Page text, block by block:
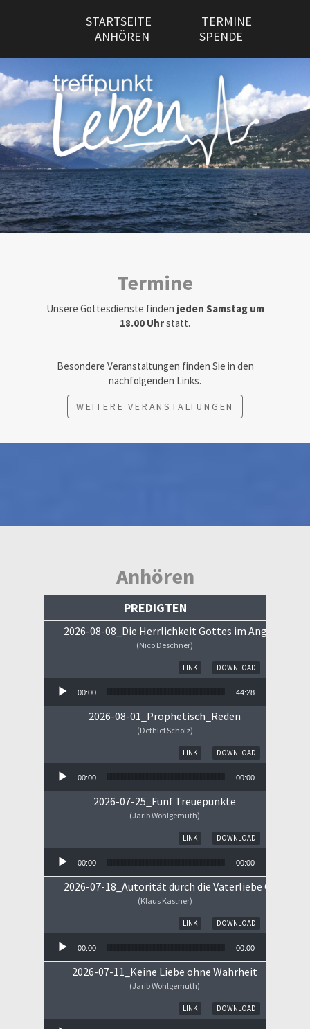
STARTSEITE
TERMINE
ANHÖREN
SPENDE
Termine
Unsere Gottesdienste finden jeden Samstag um
18.00 Uhrstatt.
Besondere Veranstaltungen finden Sie in den
nachfolgenden Links.
WEITERE VERANSTALTUNGEN
Anhören
PREDIGTEN
2026-08-08_Die Herrlichkeit Gottes im Angesicht
(Nico Deschner)
DOWNLOAD
LINK
00:00 44:28
2026-08-01_Prophetisch_Reden
(Dethlef Scholz)
DOWNLOAD
LINK
00:00 00:00
2026-07-25_Fünf Treuepunkte
(Jarib Wohlgemuth)
DOWNLOAD
LINK
00:00 00:00
2026-07-18_Autorität durch die Vaterliebe Gottes
(Klaus Kastner)
DOWNLOAD
LINK
00:00 00:00
2026-07-11_Keine Liebe ohne Wahrheit
(Jarib Wohlgemuth)
DOWNLOAD
LINK